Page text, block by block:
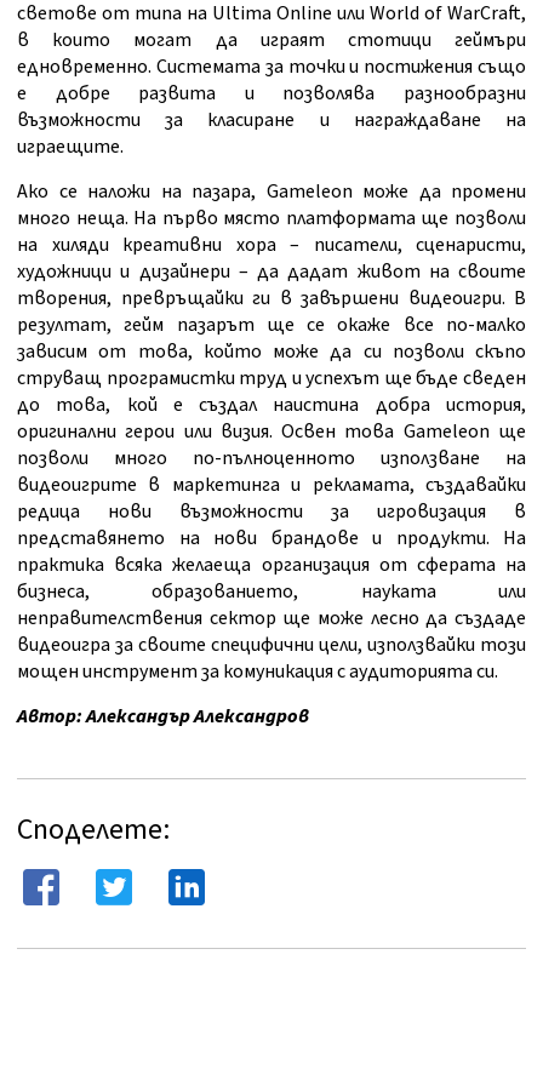
светове от типа на Ultima Online или World of WarCraft,
в които могат да играят стотици геймъри
едновременно. Системата за точки и постижения също
е добре развита и позволява разнообразни
възможности за класиране и награждаване на
играещите.
Ако се наложи на пазара, Gameleon може да промени
много неща. На първо място платформата ще позволи
на хиляди креативни хора – писатели, сценаристи,
художници и дизайнери – да дадат живот на своите
творения, превръщайки ги в завършени видеоигри. В
резултат, гейм пазарът ще се окаже все по-малко
зависим от това, който може да си позволи скъпо
струващ програмистки труд и успехът ще бъде сведен
до това, кой е създал наистина добра история,
оригинални герои или визия. Освен това Gameleon ще
позволи много по-пълноценното използване на
видеоигрите в маркетинга и рекламата, създавайки
редица нови възможности за игровизация в
представянето на нови брандове и продукти. На
практика всяка желаеща организация от сферата на
бизнеса, образованието, науката или
неправителствения сектор ще може лесно да създаде
видеоигра за своите специфични цели, използвайки този
мощен инструмент за комуникация с аудиторията си.
Автор: Александър Александров
Споделете: